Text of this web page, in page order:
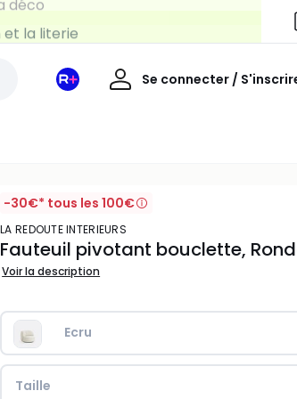
Mon
Se connecter /
Mon
-30€* tous les 100€
LA REDOUTE INTERIEURS
Fauteuil pivotant bouclette,
Voir la description
Ecru
Taille